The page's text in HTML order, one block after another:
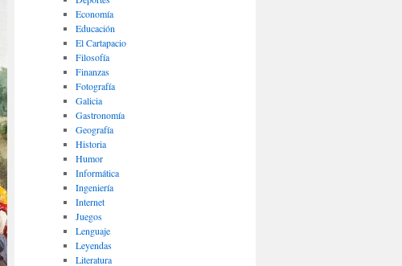
Economía
Educación
El Cartapacio
Filosofía
Finanzas
Fotografía
Galicia
Gastronomía
Geografía
Historia
Humor
Informática
Ingeniería
Internet
Juegos
Lenguaje
Leyendas
Literatura